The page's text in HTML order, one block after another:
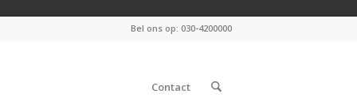
Bel ons op: 030-4200000
Contact